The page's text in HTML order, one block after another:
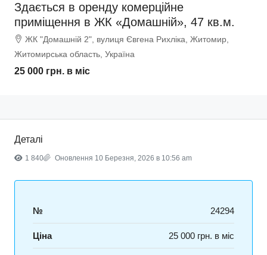
Здається в оренду комерційне
приміщення в ЖК «Домашній», 47 кв.м.
ЖК "Домашній 2", вулиця Євгена Рихліка, Житомир,
Житомирська область, Україна
25 000 грн. в міс
Деталі
1 840 Оновлення 10 Березня, 2026 в 10:56 am
№ 24294
Ціна 25 000 грн. в міс